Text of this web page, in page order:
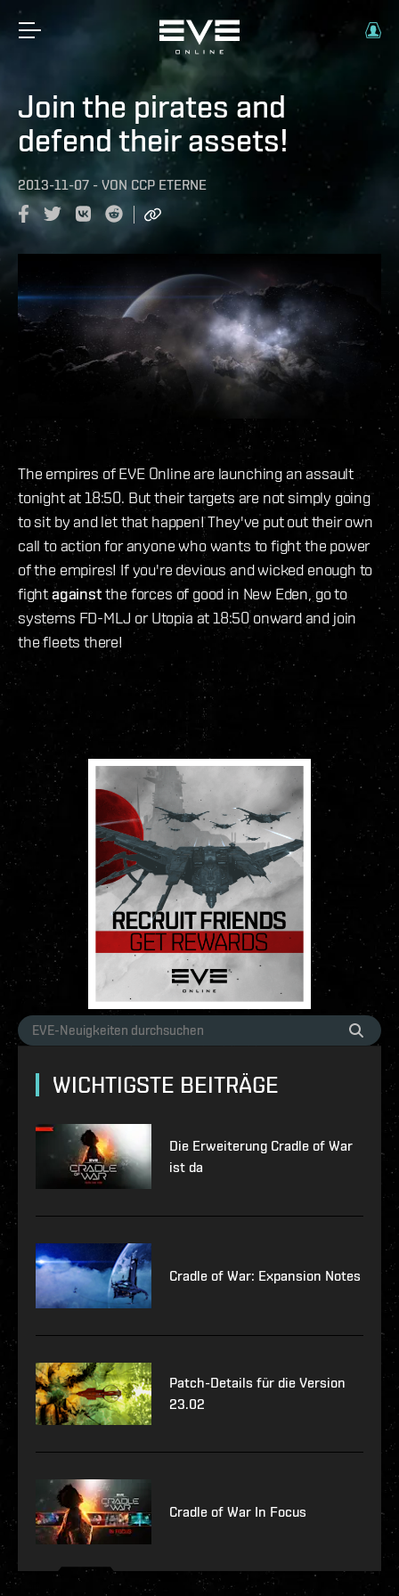
Join the pirates and
defend their assets!
2013-11-07 - VON CCP ETERNE
The empires of EVE Online are launching an assault
tonight at 18:50. But their targets are not simply going
to sit by and let that happen! They've put out their own
call to action for anyone who wants to fight the power
of the empires! If you're devious and wicked enough to
fightagainstthe forces of good in New Eden, go to
systems FD-MLJ or Utopia at 18:50 onward and join
the fleets there!
WICHTIGSTE BEITRÄGE
Die Erweiterung Cradle of War
ist da
Cradle of War: Expansion Notes
Patch-Details für die Version
23.02
Cradle of War In Focus